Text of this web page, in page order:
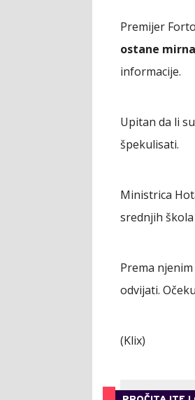
Premijer
ostane
informacije.
Upitan da li
špekulisati.
Ministrica
srednjih
Prema
odvijati.
(Klix)